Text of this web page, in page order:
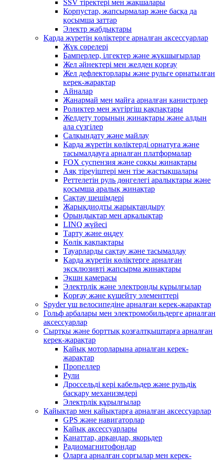
SSV тіректері мен жақшалары
Корпустар, жапсырмалар және басқа да
қосымша заттар
Электр жабдықтары
Қарда жүретін көліктерге арналған аксессуарлар
Жүк сөрелері
Бамперлер, ілгектер және жүкшығырлар
Жел әйнектері мен желден қорғау
Жел дефлекторлары және рульге орнатылған
керек-жарақтар
Айналар
Жанармай мен майға арналған канистрлер
Роликтер мен жүгіргіш қақпақтары
Желдету торының жинақтары және алдын
ала сүзгілер
Салқындату және майлау
Қарда жүретін көліктерді орнатуға және
тасымалдауға арналған платформалар
FOX суспензия және соққы жинақтары
Аяқ тіреуіштері мен тізе жастықшалары
Реттелетін руль дөңгелегі аралықтары және
қосымша аралық жинақтар
Сақтау шешімдері
Жарықдиодты жарықтандыру
Орындықтар мен арқалықтар
LINQ жүйесі
Тарту және өңдеу
Көлік қақпақтары
Тауарларды сақтау және тасымалдау
Қарда жүретін көліктерге арналған
эксклюзивті жапсырма жинақтары
Экшн камерасы
Электрлік және электронды құрылғылар
Қорғау және күшейту элементтері
Spyder үш велосипедіне арналған керек-жарақтар
Гольф арбалары мен электромобильдерге арналған
аксессуарлар
Сыртқы және борттық қозғалтқыштарға арналған
керек-жарақтар
Қайық моторларына арналған керек-
жарақтар
Пропеллер
Рули
Дроссельді кері кабельдер және рульдік
басқару механизмдері
Электрлік құрылғылар
Қайықтар мен қайықтарға арналған аксессуарлар
GPS және навигаторлар
Қайық аксессуарлары
Қанаттар, арқандар, якорьдер
Радиомагнитофондар
Оларға арналған сорғылар мен керек-